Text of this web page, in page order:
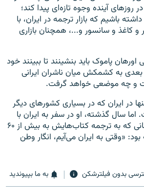
آینده وجوه تازه‌ای پیدا کند؛
باشیم که بازار ترجمه در ایران، با
کاغذ و سانسور و...، همچنان بازاری
اورهان پاموک باید بنشینند تا ببینند خود
بعدی به کشمکش میان ناشران ایرانی
و چه موضعی خواهد گرفت.
در ایران که در بسیاری کشورهای دیگر
اما سال گذشته، او در سفر به ایران با
اشاره به این اقبال جهانی که به ترجمه کتاب‌هایش به بیش از ۶۰
«وقتی به ایران می‌آیم، انگار وطن
بدون فیلترشکن به ما بپیوندید